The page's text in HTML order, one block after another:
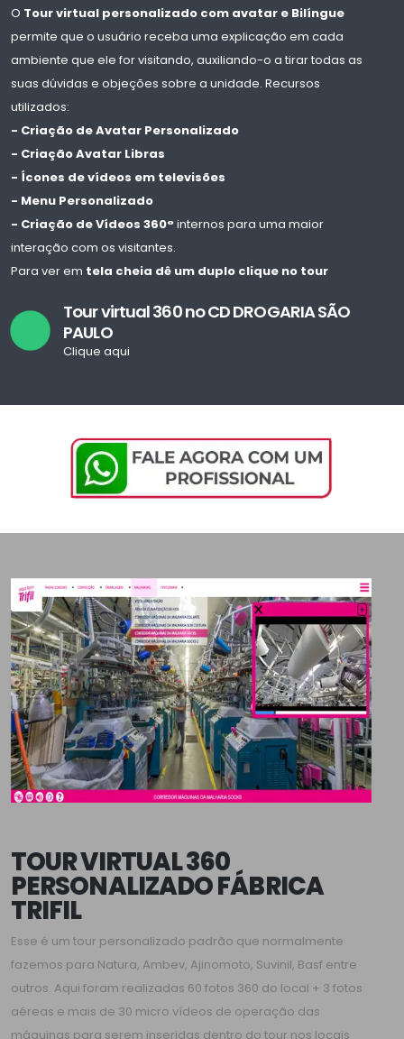
O Tour virtual personalizado com avatar e Bilíngue
permite que o usuário receba uma explicação em cada
ambiente que ele for visitando, auxiliando-o a tirar todas as
suas dúvidas e objeções sobre a unidade. Recursos
utilizados:
- Criação de Avatar Personalizado
- Criação Avatar Libras
- Ícones de vídeos em televisões
- Menu Personalizado
- Criação de Vídeos 360°internos para uma maior
interação com os visitantes.
Para ver em tela cheia dê um duplo clique no tour
Tour virtual 360 no CD DROGARIA SÃO
PAULO
Clique aqui
TOUR VIRTUAL 360
PERSONALIZADO FÁBRICA
TRIFIL
Esse é um tour personalizado padrão que normalmente
fazemos para Natura, Ambev, Ajinomoto, Suvinil, Basf entre
outros. Aqui foram realizadas 60 fotos 360 do local + 3 fotos
aéreas e mais de 30 micro vídeos de operação das
máquinas para serem inseridas dentro do tour nos locais